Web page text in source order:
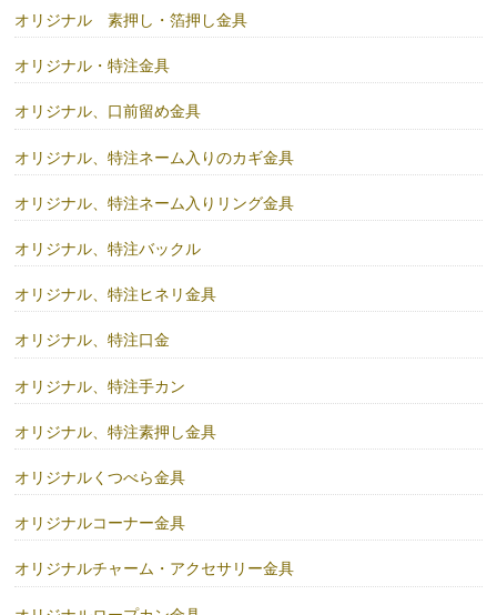
オリジナル 素押し・箔押し金具
オリジナル・特注金具
オリジナル、口前留め金具
オリジナル、特注ネーム入りのカギ金具
オリジナル、特注ネーム入りリング金具
オリジナル、特注バックル
オリジナル、特注ヒネリ金具
オリジナル、特注口金
オリジナル、特注手カン
オリジナル、特注素押し金具
オリジナルくつべら金具
オリジナルコーナー金具
オリジナルチャーム・アクセサリー金具